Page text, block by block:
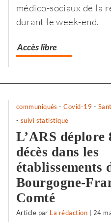
médico-sociaux de la
durant le week-end.
Accès libre
communiqués -Covid-19 -
- suivi statistique
L’ARS déplore
décès dans les
établissements
Bourgogne-
Comté
Article par La rédaction 24